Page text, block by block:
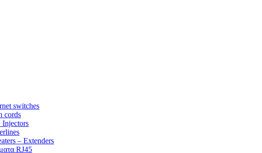
switches
cords
Injectors
– Extenders
RJ45